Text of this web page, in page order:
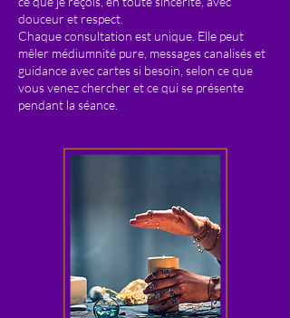
douceur et respect.
Chaque consultation est unique. Elle peut
mêler médiumnité pure, messages canalisés et
guidance avec cartes si besoin, selon ce que
vous venez chercher et ce qui se présente
pendant la séance.